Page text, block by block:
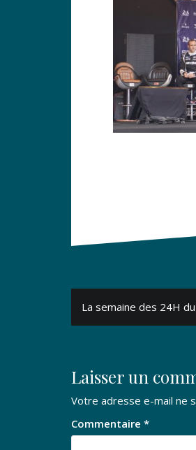
Navigation
de
La semaine des 24H
Laisser un
Votre adresse e-mail ne
Commentaire *